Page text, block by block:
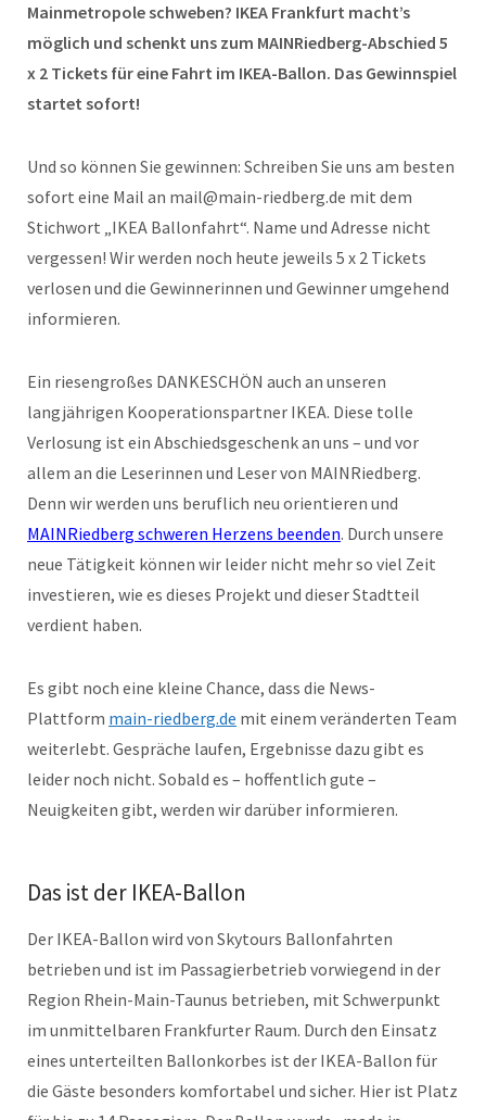
Mainmetropole schweben? IKEA Frankfurt macht’s
möglich und schenkt uns zum MAINRiedberg-Abschied 5
x 2 Tickets für eine Fahrt im IKEA-Ballon. Das Gewinnspiel
startet sofort!
Und so können Sie gewinnen: Schreiben Sie uns am besten
sofort eine Mail an mail@main-riedberg.de mit dem
Stichwort „IKEA Ballonfahrt“. Name und Adresse nicht
vergessen! Wir werden noch heute jeweils 5 x 2 Tickets
verlosen und die Gewinnerinnen und Gewinner umgehend
informieren.
Ein riesengroßes DANKESCHÖN auch an unseren
langjährigen Kooperationspartner IKEA. Diese tolle
Verlosung ist ein Abschiedsgeschenk an uns – und vor
allem an die Leserinnen und Leser von MAINRiedberg.
Denn wir werden uns beruflich neu orientieren und
MAINRiedberg schweren Herzens beenden. Durch unsere
neue Tätigkeit können wir leider nicht mehr so viel Zeit
investieren, wie es dieses Projekt und dieser Stadtteil
verdient haben.
Es gibt noch eine kleine Chance, dass die News-
Plattform main-riedberg.de mit einem veränderten Team
weiterlebt. Gespräche laufen, Ergebnisse dazu gibt es
leider noch nicht. Sobald es – hoffentlich gute –
Neuigkeiten gibt, werden wir darüber informieren.
Das ist der IKEA-Ballon
Der IKEA-Ballon wird von Skytours Ballonfahrten
betrieben und ist im Passagierbetrieb vorwiegend in der
Region Rhein-Main-Taunus betrieben, mit Schwerpunkt
im unmittelbaren Frankfurter Raum. Durch den Einsatz
eines unterteilten Ballonkorbes ist der IKEA-Ballon für
die Gäste besonders komfortabel und sicher. Hier ist Platz